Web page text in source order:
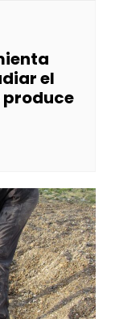
el
produce